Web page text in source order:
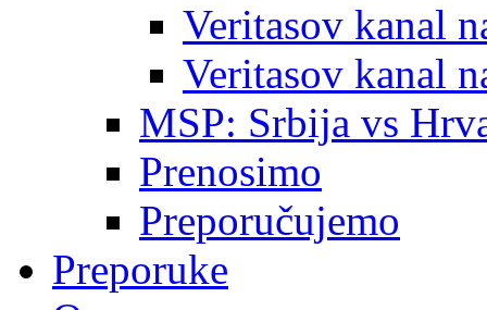
Veritasov kanal
Veritasov kanal
MSP: Srbija vs
Prenosimo
Preporučujemo
Preporuke